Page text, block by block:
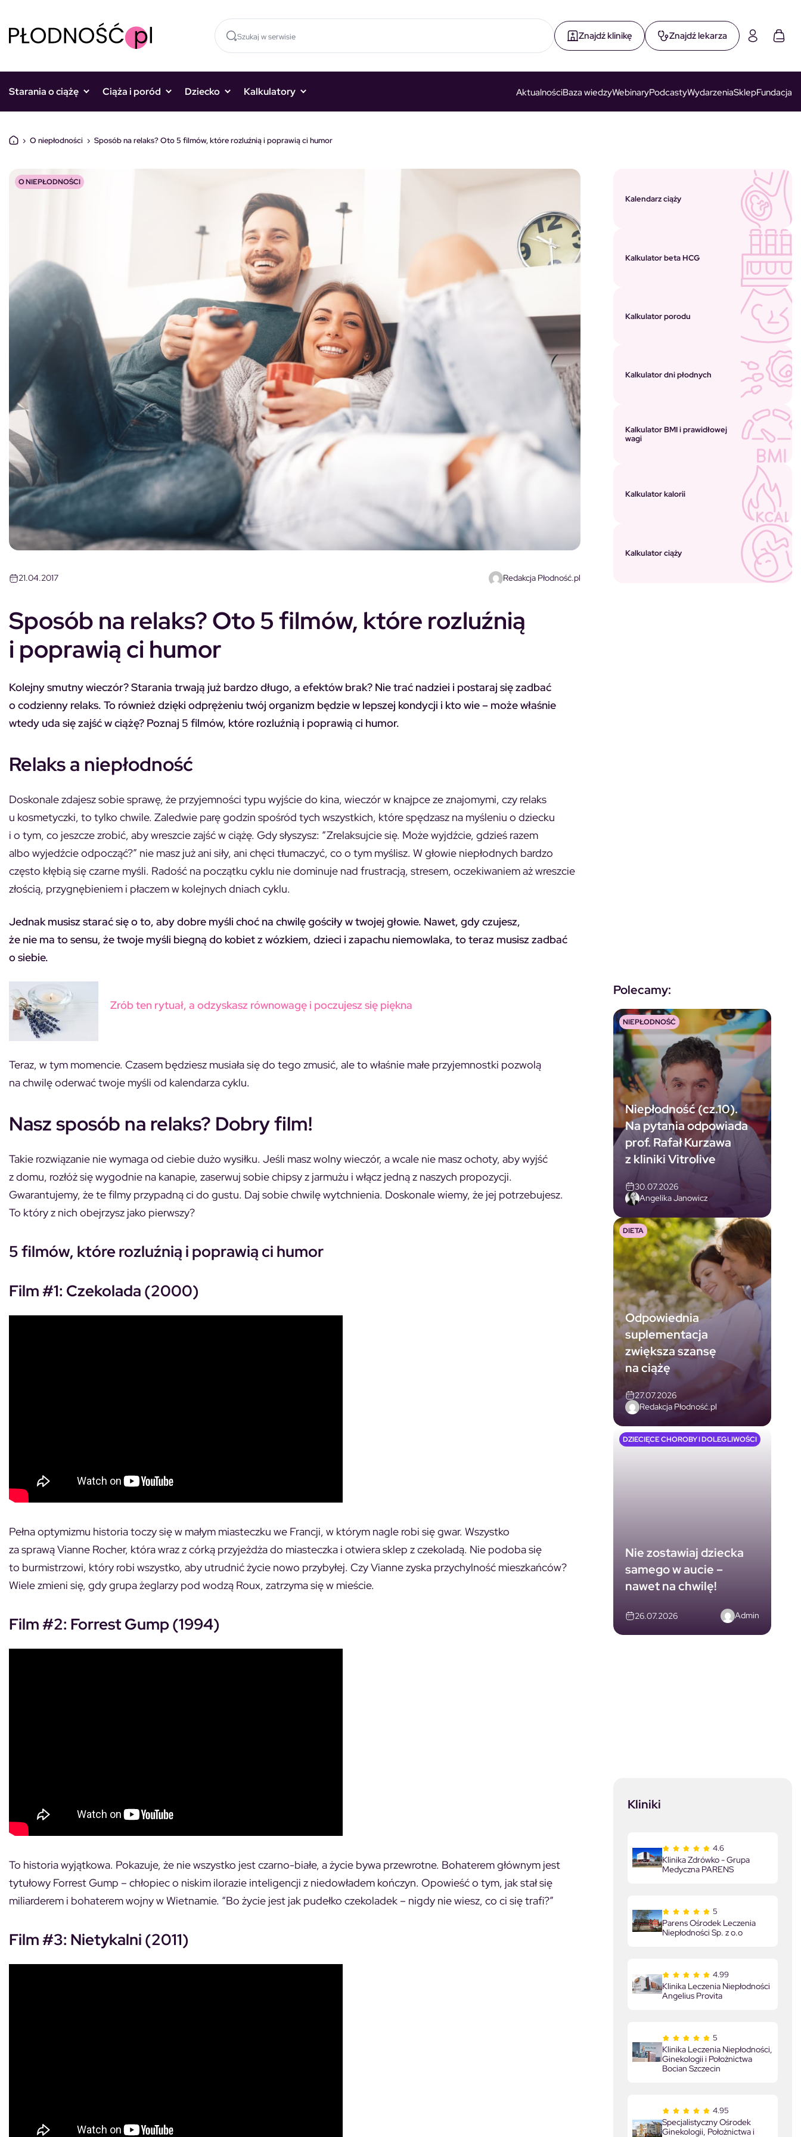
Znajdź klinikę Znajdź lekarza
Starania o ciążę Ciąża i poród Dziecko Kalkulatory AktualnościBaza wiedzyWebinaryPodcastyWydarzeniaSklepFundacja
› O niepłodności › Sposób na relaks? Oto 5 filmów, które rozluźnią i poprawią ci humor
O NIEPŁODNOŚCI
21.04.2017 Redakcja Płodność.pl
Sposób na relaks? Oto 5 filmów, które rozluźnią
i poprawią ci humor
Kolejny smutny wieczór? Starania trwają już bardzo długo, a efektów brak? Nie trać nadziei i postaraj się zadbać
o codzienny relaks. To również dzięki odprężeniu twój organizm będzie w lepszej kondycji i kto wie – może właśnie
wtedy uda się zajść w ciążę? Poznaj 5 filmów, które rozluźnią i poprawią ci humor.
Relaks a niepłodność
Doskonale zdajesz sobie sprawę, że przyjemności typu wyjście do kina, wieczór w knajpce ze znajomymi, czy relaks
u kosmetyczki, to tylko chwile. Zaledwie parę godzin spośród tych wszystkich, które spędzasz na myśleniu o dziecku
i o tym, co jeszcze zrobić, aby wreszcie zajść w ciążę. Gdy słyszysz: “Zrelaksujcie się. Może wyjdźcie, gdzieś razem
albo wyjedźcie odpocząć?” nie masz już ani siły, ani chęci tłumaczyć, co o tym myślisz. W głowie niepłodnych bardzo
często kłębią się czarne myśli. Radość na początku cyklu nie dominuje nad frustracją, stresem, oczekiwaniem aż wreszcie
złością, przygnębieniem i płaczem w kolejnych dniach cyklu.
Jednak musisz starać się o to, aby dobre myśli choć na chwilę gościły w twojej głowie. Nawet, gdy czujesz,
że nie ma to sensu, że twoje myśli biegną do kobiet z wózkiem, dzieci i zapachu niemowlaka, to teraz musisz zadbać
o siebie.
Zrób ten rytuał, a odzyskasz równowagę i poczujesz się piękna
Teraz, w tym momencie. Czasem będziesz musiała się do tego zmusić, ale to właśnie małe przyjemnostki pozwolą
na chwilę oderwać twoje myśli od kalendarza cyklu.
Nasz sposób na relaks? Dobry film!
Takie rozwiązanie nie wymaga od ciebie dużo wysiłku. Jeśli masz wolny wieczór, a wcale nie masz ochoty, aby wyjść
z domu, rozłóż się wygodnie na kanapie, zaserwuj sobie chipsy z jarmużu i włącz jedną z naszych propozycji.
Gwarantujemy, że te filmy przypadną ci do gustu. Daj sobie chwilę wytchnienia. Doskonale wiemy, że jej potrzebujesz.
To który z nich obejrzysz jako pierwszy?
5 filmów, które rozluźnią i poprawią ci humor
Film #1: Czekolada (2000)
Pełna optymizmu historia toczy się w małym miasteczku we Francji, w którym nagle robi się gwar. Wszystko
za sprawą Vianne Rocher, która wraz z córką przyjeżdża do miasteczka i otwiera sklep z czekoladą. Nie podoba się
to burmistrzowi, który robi wszystko, aby utrudnić życie nowo przybyłej. Czy Vianne zyska przychylność mieszkańców?
Wiele zmieni się, gdy grupa żeglarzy pod wodzą Roux, zatrzyma się w mieście.
Film #2: Forrest Gump (1994)
To historia wyjątkowa. Pokazuje, że nie wszystko jest czarno-białe, a życie bywa przewrotne. Bohaterem głównym jest
tytułowy Forrest Gump – chłopiec o niskim ilorazie inteligencji z niedowładem kończyn. Opowieść o tym, jak stał się
miliarderem i bohaterem wojny w Wietnamie. “Bo życie jest jak pudełko czekoladek – nigdy nie wiesz, co ci się trafi?”
Film #3: Nietykalni (2011)
Kalendarz ciąży
Kalkulator beta HCG
Kalkulator porodu
Kalkulator dni płodnych
Kalkulator BMI i prawidłowej
wagi
Kalkulator kalorii
Kalkulator ciąży
Polecamy:
Niepłodność (cz.10).
Na pytania odpowiada
prof. Rafał Kurzawa
z kliniki Vitrolive
30.07.2026
Angelika Janowicz
NIEPŁODNOŚĆ
Odpowiednia
suplementacja
zwiększa szansę
na ciążę
27.07.2026
Redakcja Płodność.pl
DIETA
Nie zostawiaj dziecka
samego w aucie –
nawet na chwilę!
26.07.2026 Admin
DZIECIĘCE CHOROBY I DOLEGLIWOŚCI
Kliniki
4.6
Klinika Zdrówko - Grupa
Medyczna PARENS
5
Parens Ośrodek Leczenia
Niepłodności Sp. z o.o
4.99
Klinika Leczenia Niepłodności
Angelius Provita
5
Klinika Leczenia Niepłodności,
Ginekologii i Położnictwa
Bocian Szczecin
4.95
Specjalistyczny Ośrodek
Ginekologii, Położnictwa i